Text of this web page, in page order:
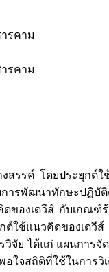
รคาม
รคาม
รค์ โดยประยุกต์
รพัฒนาทักษะปฏิ
องเดวีส์ กับเกณ
ใช้แนวคิดของเด
ย ได้แก่ แผนการ
จสถิติที่ใช้ในการวิ